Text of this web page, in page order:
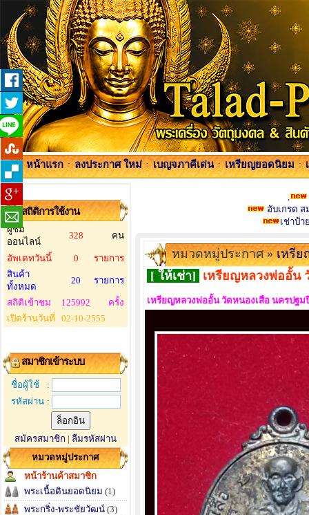
หน้าแรก : ลงประกาศ ใหม่ : เบญจภาคีเด่น : เหรียญยอดนิยม :
สถิติการใช้งาน
ผู้ชม
ออนไลน์
328 คน
อัพเดทวันนี้ 0
รายการ
สินค้า
ทั้งหมด
20 รายการ
สถิติเข้าชม 125992
ครั้ง
เปิดร้านวันที่
02-10-2555
สมาชิกเข้าระบบ
ชื่อผู้ใช้
:
รหัสผ่าน :
สมัครสมาชิก | ลืมรหัสผ่าน
หมวดหมู่ประกาศ
หน้าร้านค้าสมาชิก
พระเนื้อดินยอดนิยม (1)
พระกริ่ง-พระชัยวัฒน์ (3)
,
อับเกรด
เช่าป้า
หมวดหมู่ประกาศ »เหรี
[ ให้เช่า] เหรียญหลวงพ่ออั้น
เหรียญหลวงพ่ออั้น วัดหนองเสือ นครปฐม